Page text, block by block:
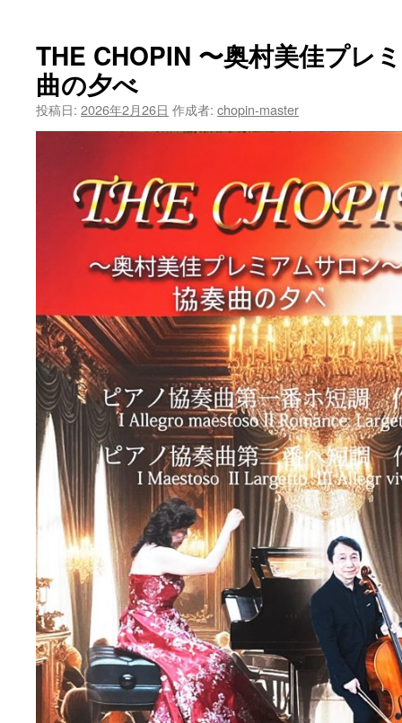
佳
ウ
ラ
ン
ツ
ポ
ラ
ン
ド
公
演
「シ
ョ
パ
ン
ピ
ア
ノ
コ
ン
サ
ー
ト」
in
Poland
は
THE CHOPIN 〜奥村美佳プレ
曲の夕べ
投稿日: 2026年2月26日 作成者: chopin-master